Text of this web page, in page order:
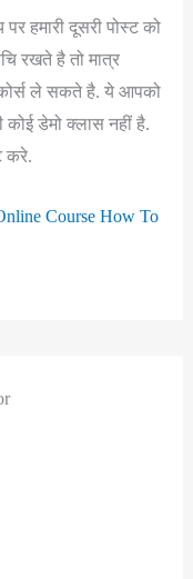
हमारी दूसरी पोस्ट को
रखते है तो मात्र
कोर्स ले सकते है. ये आपको
कोई डेमो क्लास नहीं है.
करे.
Course How To